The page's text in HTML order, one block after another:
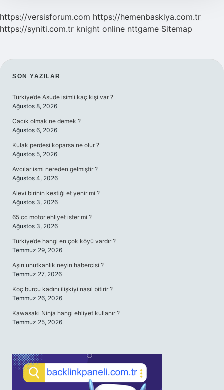
https://versisforum.com https://hemenbaskiya.com.tr
https://syniti.com.tr knight online nttgame Sitemap
SIDEBAR
SON YAZILAR
Türkiye’de Asude isimli kaç kişi var ?
Ağustos 8, 2026
Cacık olmak ne demek ?
Ağustos 6, 2026
Kulak perdesi koparsa ne olur ?
Ağustos 5, 2026
Avcılar ismi nereden gelmiştir ?
Ağustos 4, 2026
Alevi birinin kestiği et yenir mi ?
Ağustos 3, 2026
65 cc motor ehliyet ister mi ?
Ağustos 3, 2026
Türkiye’de hangi en çok köyü vardır ?
Temmuz 29, 2026
Aşırı unutkanlık neyin habercisi ?
Temmuz 27, 2026
Koç burcu kadını ilişkiyi nasıl bitirir ?
Temmuz 26, 2026
Kawasaki Ninja hangi ehliyet kullanır ?
Temmuz 25, 2026